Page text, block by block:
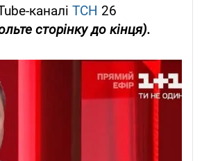
каналі ТСН 26
сторінку до кінця).